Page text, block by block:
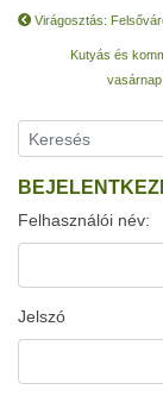
Virágosztás:
Kutyás és
Felhasználói név:
Jelszó